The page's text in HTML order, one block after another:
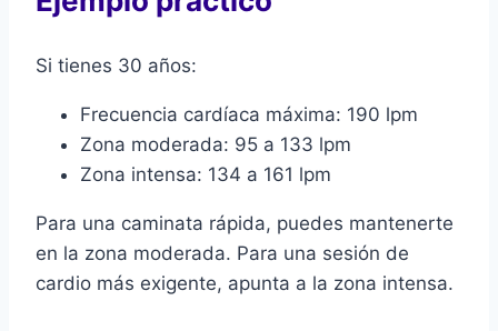
Si tienes 30 años:
Frecuencia cardíaca máxima: 190 lpm
Zona moderada: 95 a 133 lpm
Zona intensa: 134 a 161 lpm
Para una caminata rápida, puedes mantenerte
en la zona moderada. Para una sesión de
cardio más exigente, apunta a la zona intensa.